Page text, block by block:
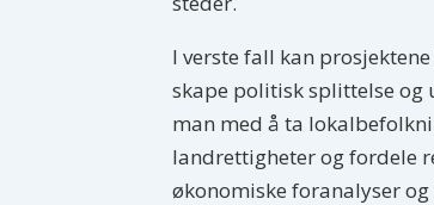
I verste fall kan
skape politisk splittelse og
man med å ta
landrettigheter og fordele
økonomiske foranalyser